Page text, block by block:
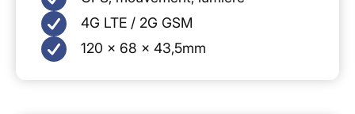
4G LTE / 2G GSM
120 x 68 x 43,5mm